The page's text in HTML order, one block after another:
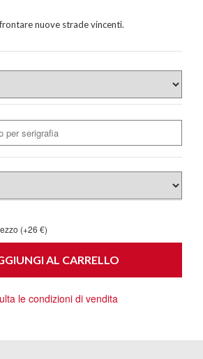
nuove strade vincenti.
(+26 €)
AL CARRELLO
le condizioni di vendita